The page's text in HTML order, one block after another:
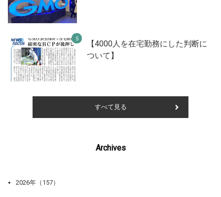
【4000人を在宅勤務にした判断に
ついて】
すべて見る
Archives
2026年（157）